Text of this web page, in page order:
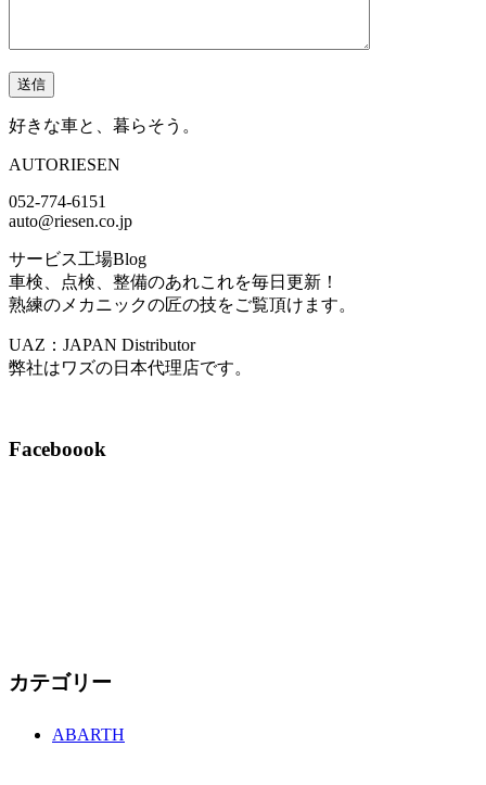
好きな車と、暮らそう。
AUTORIESEN
052-774-6151
auto@riesen.co.jp
サービス工場Blog
車検、点検、整備のあれこれを毎日更新！
熟練のメカニックの匠の技をご覧頂けます。
UAZ：JAPAN Distributor
弊社はワズの日本代理店です。
Faceboook
カテゴリー
ABARTH